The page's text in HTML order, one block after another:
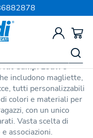
GRATIS
Kit Campi Estivi e
includono magliette,
tutti personalizzabili
di colori e materiali per
con un unico
Vasta scelta di
associazioni.